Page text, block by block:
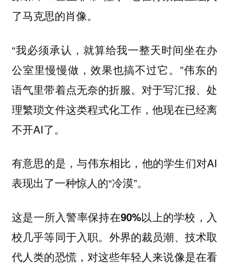
了马克思的肖像。
“我必须承认，就算给我一整天时间坐在办
公室里慢慢做，效果也搞不过它。”伟东的
语气里带着点无奈的折服。对于写汇报、处
理繁琐文件这类程式化工作，他现在已经离
不开AI了。
有意思的是，与伟东相比，他的学生们对AI
表现出了一种惊人的“冷漠”。
这是一所入警率保持在90%以上的学校，入
校几乎等同于入职。 外界的裁员潮、技术取
代人类的恐慌，对这些年轻人来说像是在看